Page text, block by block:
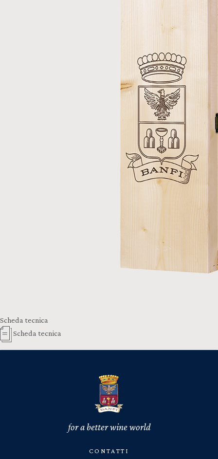
Scheda tecnica
Scheda tecnica
for a better wine world
CONTATTI